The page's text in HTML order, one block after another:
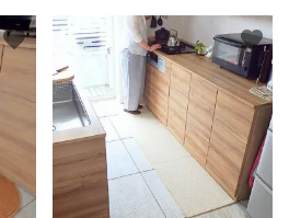
favorite favorite